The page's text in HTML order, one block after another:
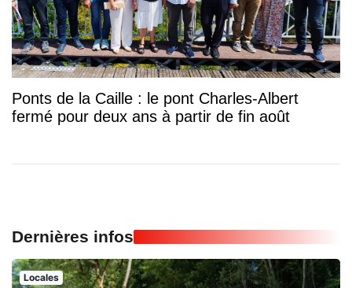
Ponts de la Caille : le pont Charles-Albert
fermé pour deux ans à partir de fin août
Dernières infos
Locales